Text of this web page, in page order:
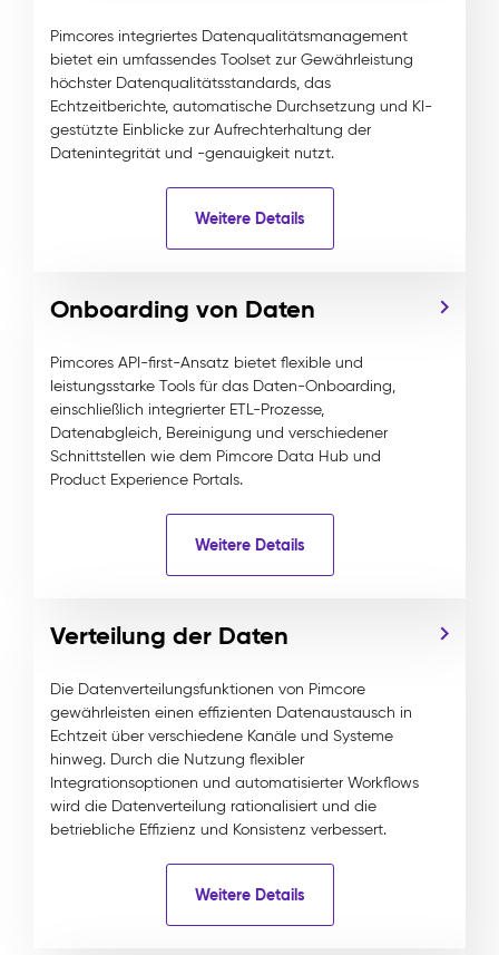
Pimcores integriertes Datenqualitätsmanagement
bietet ein umfassendes Toolset zur Gewährleistung
höchster Datenqualitätsstandards, das
Echtzeitberichte, automatische Durchsetzung und KI-
gestützte Einblicke zur Aufrechterhaltung der
Datenintegrität und -genauigkeit nutzt.
Weitere Details
Onboarding von Daten
Pimcores API-first-Ansatz bietet flexible und
leistungsstarke Tools für das Daten-Onboarding,
einschließlich integrierter ETL-Prozesse,
Datenabgleich, Bereinigung und verschiedener
Schnittstellen wie dem Pimcore Data Hub und
Product Experience Portals.
Weitere Details
Verteilung der Daten
Die Datenverteilungsfunktionen von Pimcore
gewährleisten einen effizienten Datenaustausch in
Echtzeit über verschiedene Kanäle und Systeme
hinweg. Durch die Nutzung flexibler
Integrationsoptionen und automatisierter Workflows
wird die Datenverteilung rationalisiert und die
betriebliche Effizienz und Konsistenz verbessert.
Weitere Details